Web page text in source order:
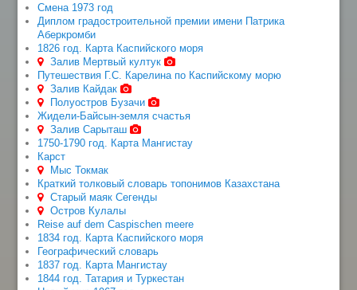
Смена 1973 год
Диплом градостроительной премии имени Патрика
Аберкромби
1826 год. Карта Каспийского моря
Залив Мертвый култук
Путешествия Г.С. Карелина по Каспийскому морю
Залив Кайдак
Полуостров Бузачи
Жидели-Байсын-земля счастья
Залив Сарыташ
1750-1790 год. Карта Мангистау
Карст
Мыс Токмак
Краткий толковый словарь топонимов Казахстана
Старый маяк Сегенды
Остров Кулалы
Reise auf dem Caspischen meere
1834 год. Карта Каспийского моря
Географический словарь
1837 год. Карта Мангистау
1844 год. Татария и Туркестан